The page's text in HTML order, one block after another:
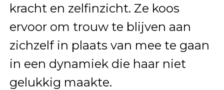
kracht en zelfinzicht. Ze koos
ervoor om trouw te blijven aan
zichzelf in plaats van mee te gaan
in een dynamiek die haar niet
gelukkig maakte.